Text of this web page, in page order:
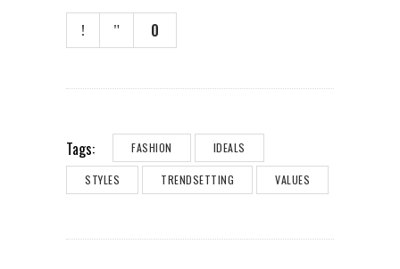
0
Tags: FASHION IDEALS
STYLES TRENDSETTING VALUES